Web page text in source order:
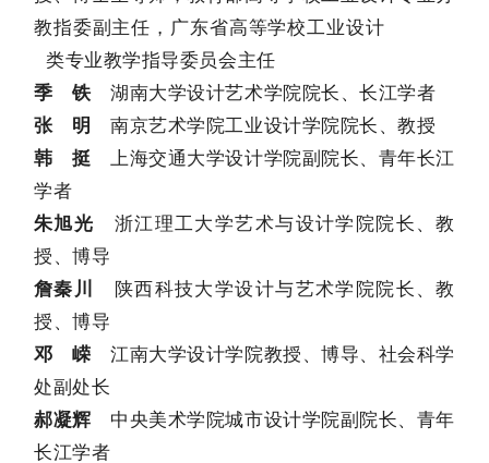
教指委副主任，广东省高等学校工业设计
类专业教学指导委员会主任
季 铁湖南大学设计艺术学院院长、长江学者
张 明南京艺术学院工业设计学院院长、教授
韩 挺上海交通大学设计学院副院长、青年长江
学者
朱旭光 浙江理工大学艺术与设计学院院长、教
授、博导
詹秦川 陕西科技大学设计与艺术学院院长、教
授、博导
邓 嵘江南大学设计学院教授、博导、社会科学
处副处长
郝凝辉 中央美术学院城市设计学院副院长、青年
长江学者